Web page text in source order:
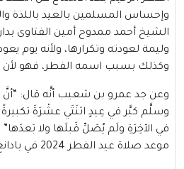
وإحساس المسلمين بالعيد باللذة
الشيخ أحمد ممدوح أمين الفتاوى
وليمة لعودته وتكرارها، ولأنه يوم
وكذلك بسبب اسمه الفطر، فهو لأن
وعن جد عمرو بن شعيب أنَّه قال: “أنَّ
وسلَّم كبَّر في عِيدٍ اثنَتَي عشْرَةَ
في الآخِرَةِ ولَم يُصَلِّ قَبلَها ولا بَعدَها”
موعد صلاة عيد الفطر 2024 في بادانغ | إندونيسيا